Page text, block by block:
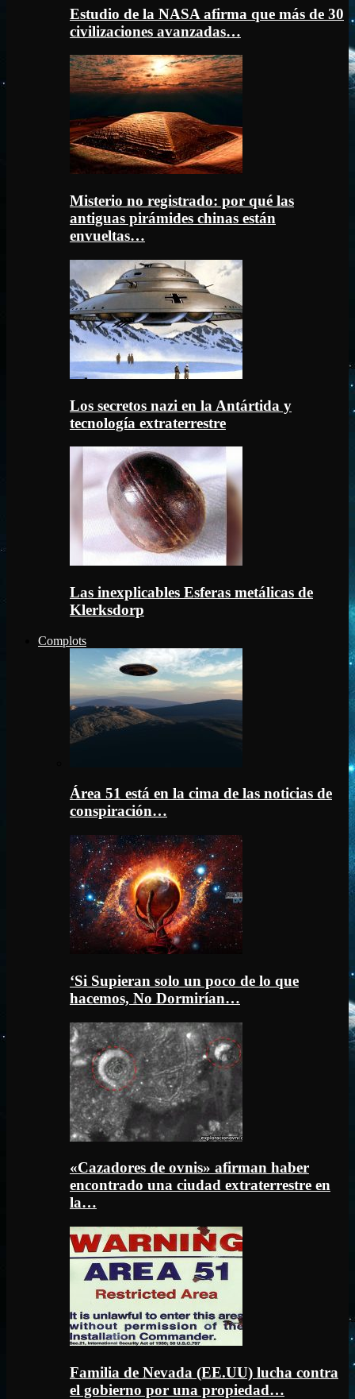
Estudio de la NASA afirma que más de 30
civilizaciones avanzadas…
Misterio no registrado: por qué las
antiguas pirámides chinas están
envueltas…
Los secretos nazi en la Antártida y
tecnología extraterrestre
Las inexplicables Esferas metálicas de
Klerksdorp
Complots
Área 51 está en la cima de las noticias de
conspiración…
‘Si Supieran solo un poco de lo que
hacemos, No Dormirían…
«Cazadores de ovnis» afirman haber
encontrado una ciudad extraterrestre en
la…
Familia de Nevada (EE.UU) lucha contra
el gobierno por una propiedad…